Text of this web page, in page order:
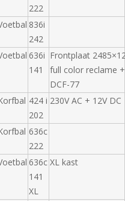
222
836i
242
636i
141
Frontplaat
full color reclame +
DCF-77
424 i
202
230V AC + 12V DC
636c
222
636c
141
XL
XL kast